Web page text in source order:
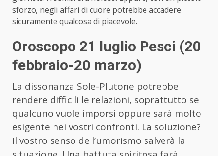
sforzo, negli affari di cuore potrebbe accadere
sicuramente qualcosa di piacevole.
Oroscopo 21 luglio Pesci (20
febbraio-20 marzo)
La dissonanza Sole-Plutone potrebbe
rendere difficili le relazioni, soprattutto se
qualcuno vuole imporsi oppure sarà molto
esigente nei vostri confronti. La soluzione?
Il vostro senso dell’umorismo salverà la